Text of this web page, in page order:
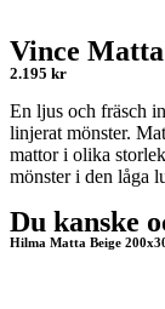
Vince
2.195 kr
En ljus och fräsch
linjerat mönster.
mattor i olika
mönster i den låga
Du kanske
Hilma Matta Beige